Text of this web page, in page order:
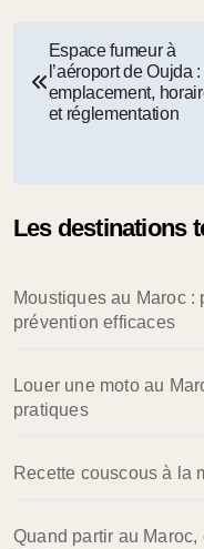
Navigation
de
Espace fumeur à
l’aéroport de Oujda :
emplacement,
et réglementation
Les destinations
Moustiques au Maroc
prévention efficaces
Louer une moto au
pratiques
Recette couscous à la
Quand partir au